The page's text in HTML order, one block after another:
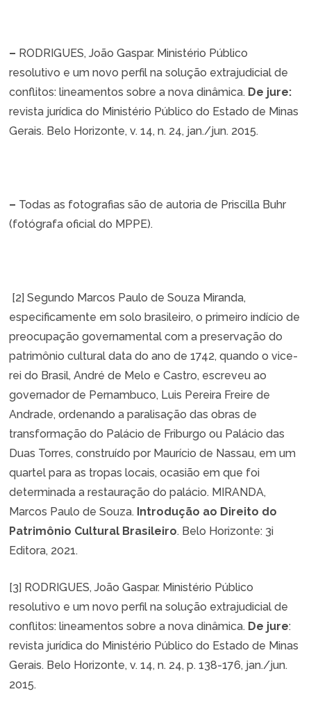
– RODRIGUES, João Gaspar. Ministério Público
resolutivo e um novo perfil na solução extrajudicial de
conflitos: lineamentos sobre a nova dinâmica. De jure:
revista jurídica do Ministério Público do Estado de Minas
Gerais. Belo Horizonte, v. 14, n. 24, jan./jun. 2015.
– Todas as fotografias são de autoria de Priscilla Buhr
(fotógrafa oficial do MPPE).
[2] Segundo Marcos Paulo de Souza Miranda,
especificamente em solo brasileiro, o primeiro indício de
preocupação governamental com a preservação do
patrimônio cultural data do ano de 1742, quando o vice-
rei do Brasil, André de Melo e Castro, escreveu ao
governador de Pernambuco, Luis Pereira Freire de
Andrade, ordenando a paralisação das obras de
transformação do Palácio de Friburgo ou Palácio das
Duas Torres, construído por Maurício de Nassau, em um
quartel para as tropas locais, ocasião em que foi
determinada a restauração do palácio. MIRANDA,
Marcos Paulo de Souza. Introdução ao Direito do
Patrimônio Cultural Brasileiro. Belo Horizonte: 3i
Editora, 2021.
[3] RODRIGUES, João Gaspar. Ministério Público
resolutivo e um novo perfil na solução extrajudicial de
conflitos: lineamentos sobre a nova dinâmica. De jure:
revista jurídica do Ministério Público do Estado de Minas
Gerais. Belo Horizonte, v. 14, n. 24, p. 138-176, jan./jun.
2015.